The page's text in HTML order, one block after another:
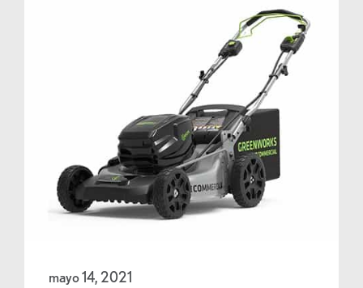
mayo 14, 2021